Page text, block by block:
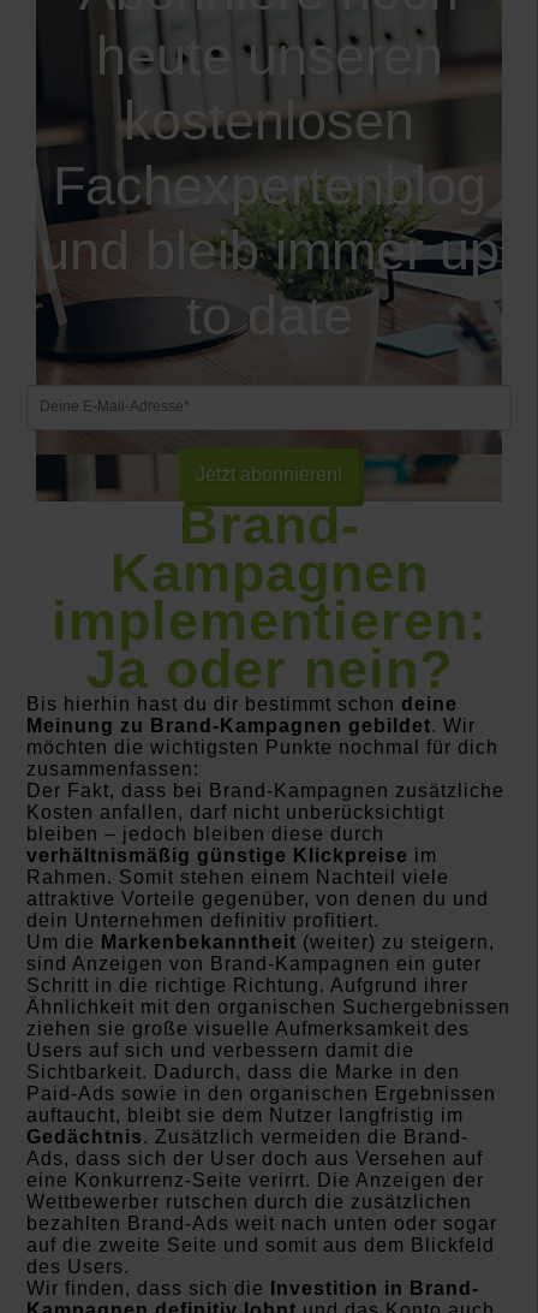
heute unseren
kostenlosen
Fachexpertenblog
und bleib immer up
to date
Brand-
Kampagnen
implementieren:
Ja oder nein?
Bis hierhin hast du dir bestimmt schon deine
Meinung zu Brand-Kampagnen gebildet. Wir
möchten die wichtigsten Punkte nochmal für dich
zusammenfassen:
Der Fakt, dass bei Brand-Kampagnen zusätzliche
Kosten anfallen, darf nicht unberücksichtigt
bleiben – jedoch bleiben diese durch
verhältnismäßig günstige Klickpreise im
Rahmen. Somit stehen einem Nachteil viele
attraktive Vorteile gegenüber, von denen du und
dein Unternehmen definitiv profitiert.
Um die Markenbekanntheit (weiter) zu steigern,
sind Anzeigen von Brand-Kampagnen ein guter
Schritt in die richtige Richtung. Aufgrund ihrer
Ähnlichkeit mit den organischen Suchergebnissen
ziehen sie große visuelle Aufmerksamkeit des
Users auf sich und verbessern damit die
Sichtbarkeit. Dadurch, dass die Marke in den
Paid-Ads sowie in den organischen Ergebnissen
auftaucht, bleibt sie dem Nutzer langfristig im
Gedächtnis. Zusätzlich vermeiden die Brand-
Ads, dass sich der User doch aus Versehen auf
eine Konkurrenz-Seite verirrt. Die Anzeigen der
Wettbewerber rutschen durch die zusätzlichen
bezahlten Brand-Ads weit nach unten oder sogar
auf die zweite Seite und somit aus dem Blickfeld
des Users.
Wir finden, dass sich die
Investition in Brand-